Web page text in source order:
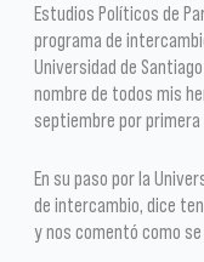
Estudios Políticos de
programa de
Universidad de
nombre de todos mis
septiembre por
En su paso por la
de intercambio, dice
y nos comentó como